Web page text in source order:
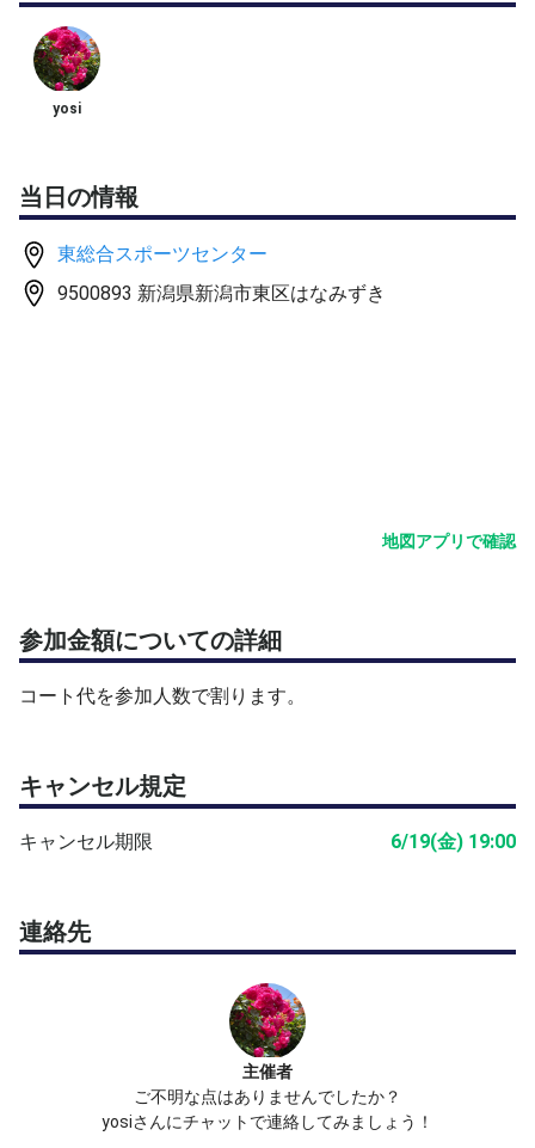
日本ピックルボール協会公認のコーディネーターが在籍し
ているので、初日からパドルの握り方からルールの説明、
ゲームが出来るまでお世話いたします。
○初心者向け体験会（随時）パドル貸出し有り
○定期的な練習会
火曜・木曜・日曜 13時〜
今後は夜も検討中
yosi
当日の情報
東総合スポーツセンター
9500893 新潟県新潟市東区はなみずき
地図アプリで確認
参加金額についての詳細
コート代を参加人数で割ります。
キャンセル規定
キャンセル期限 6/19(金) 19:00
連絡先
主催者
ご不明な点はありませんでしたか？
yosiさんにチャットで連絡してみましょう！